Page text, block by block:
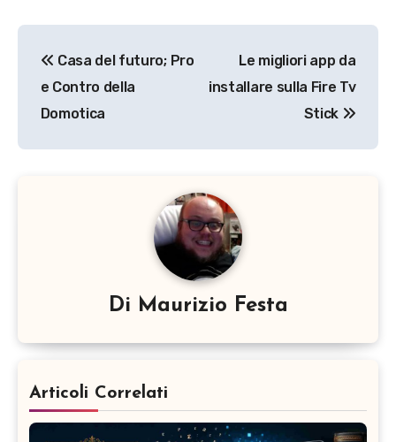
articoli
Casa del futuro; Pro
e Contro della
Domotica
Le migliori app da
installare sulla Fire Tv
Stick
Di Maurizio Festa
Articoli Correlati